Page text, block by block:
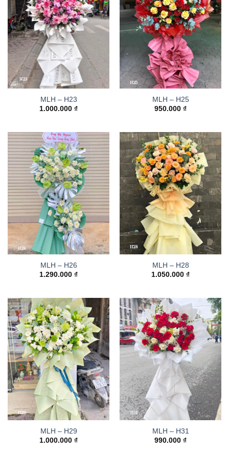
MLH – H23
1.000.000 ₫
MLH – H25
950.000 ₫
MLH – H26
1.290.000 ₫
MLH – H28
1.050.000 ₫
MLH – H29
1.000.000 ₫
MLH – H31
990.000 ₫